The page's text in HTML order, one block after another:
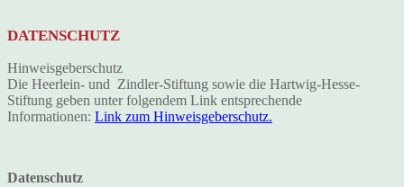
DATENSCHUTZ
Hinweisgeberschutz
Die Heerlein- und Zindler-Stiftung sowie die Hartwig-Hesse-
Stiftung geben unter folgendem Link entsprechende
Informationen: Link zum Hinweisgeberschutz.
Datenschutz